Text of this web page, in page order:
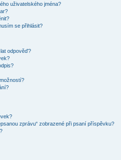
uživatelského jména?
se přihlásit?
odpověď?
zprávu“ zobrazené při psaní příspěvku?